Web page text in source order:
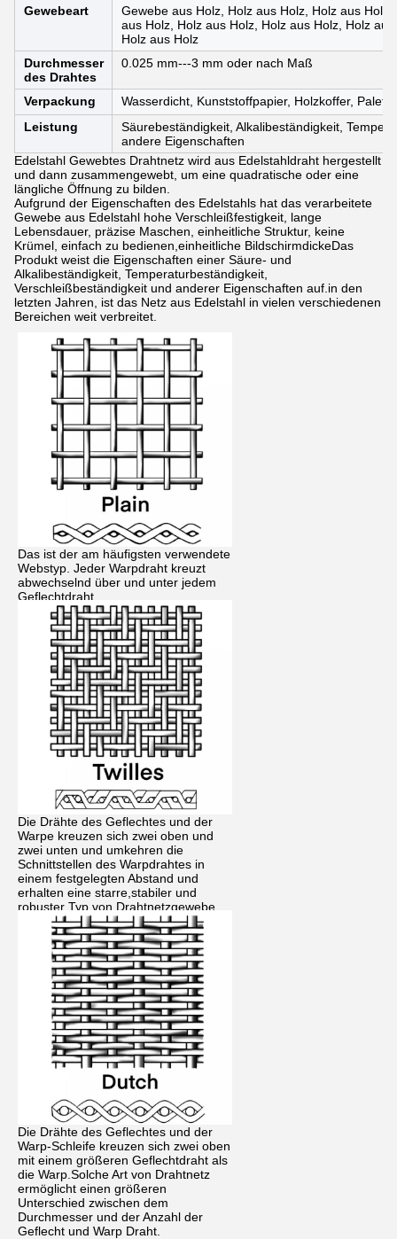
Gewebeart
Gewebe aus Holz, Holz aus Holz, Holz aus Holz,
aus Holz, Holz aus Holz, Holz aus Holz, Holz aus
Holz aus Holz
Durchmesser
des Drahtes
0.025 mm---3 mm oder nach Maß
Verpackung
Wasserdicht, Kunststoffpapier, Holzkoffer, Palette
Leistung
Säurebeständigkeit, Alkalibeständigkeit,
andere Eigenschaften
Edelstahl Gewebtes Drahtnetz wird aus Edelstahldraht hergestellt
und dann zusammengewebt, um eine quadratische oder eine
längliche Öffnung zu bilden.
Aufgrund der Eigenschaften des Edelstahls hat das verarbeitete
Gewebe aus Edelstahl hohe Verschleißfestigkeit, lange
Lebensdauer, präzise Maschen, einheitliche Struktur, keine
Krümel, einfach zu bedienen,einheitliche BildschirmdickeDas
Produkt weist die Eigenschaften einer Säure- und
Alkalibeständigkeit, Temperaturbeständigkeit,
Verschleißbeständigkeit und anderer Eigenschaften auf.in den
letzten Jahren, ist das Netz aus Edelstahl in vielen verschiedenen
Bereichen weit verbreitet.
Das ist der am häufigsten verwendete
Webstyp. Jeder Warpdraht kreuzt
abwechselnd über und unter jedem
Geflechtdraht.
Die Drähte des Geflechtes und der
Warpe kreuzen sich zwei oben und
zwei unten und umkehren die
Schnittstellen des Warpdrahtes in
einem festgelegten Abstand und
erhalten eine starre,stabiler und
robuster Typ von Drahtnetzgewebe
Die Drähte des Geflechtes und der
Warp-Schleife kreuzen sich zwei oben
mit einem größeren Geflechtdraht als
die Warp.Solche Art von Drahtnetz
ermöglicht einen größeren
Unterschied zwischen dem
Durchmesser und der Anzahl der
Geflecht und Warp Draht.